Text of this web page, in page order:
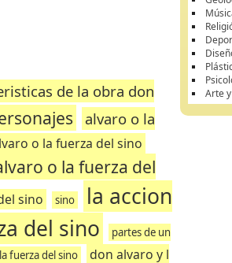
de la obra don
alvaro o la
o la fuerza del sino
o la fuerza del
sino sino
la accion
del sino
partes de un
fuerza del sino don alvaro y l
Arte